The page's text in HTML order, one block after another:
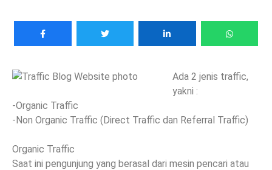
Ada 2 jenis traffic,
yakni :
-Organic Traffic
-Non Organic Traffic (Direct Traffic dan Referral Traffic)
Organic Traffic
Saat ini pengunjung yang berasal dari mesin pencari atau